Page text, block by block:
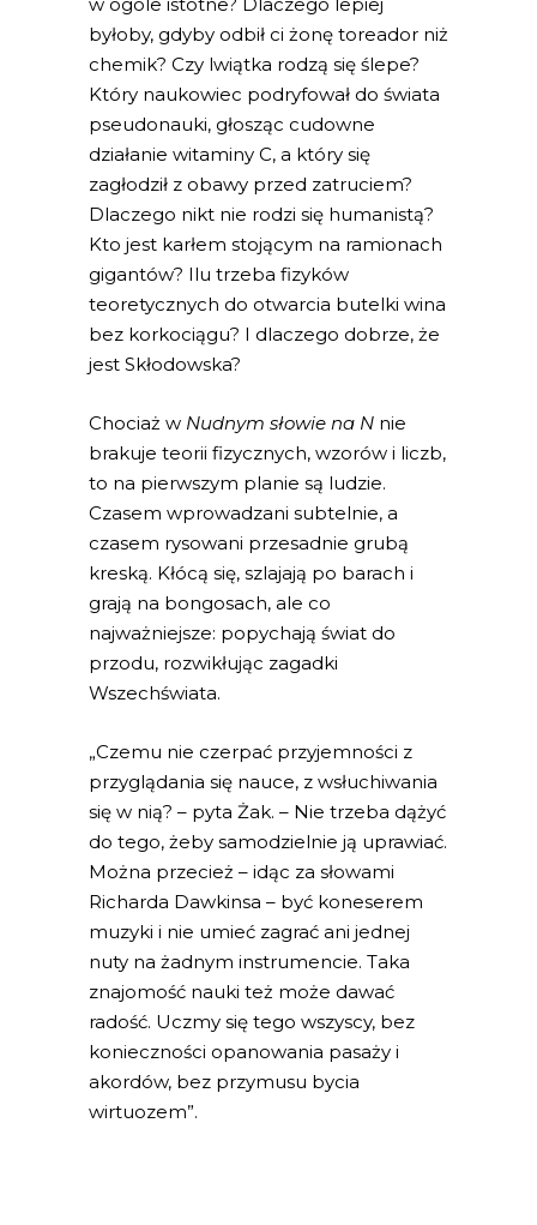
byłoby, gdyby odbił ci żonę toreador niż
chemik? Czy lwiątka rodzą się ślepe?
Który naukowiec podryfował do świata
pseudonauki, głosząc cudowne
działanie witaminy C, a który się
zagłodził z obawy przed zatruciem?
Dlaczego nikt nie rodzi się humanistą?
Kto jest karłem stojącym na ramionach
gigantów? Ilu trzeba fizyków
teoretycznych do otwarcia butelki wina
bez korkociągu? I dlaczego dobrze, że
jest Skłodowska?
Chociaż w Nudnym słowie na N nie
brakuje teorii fizycznych, wzorów i liczb,
to na pierwszym planie są ludzie.
Czasem wprowadzani subtelnie, a
czasem rysowani przesadnie grubą
kreską. Kłócą się, szlajają po barach i
grają na bongosach, ale co
najważniejsze: popychają świat do
przodu, rozwikłując zagadki
Wszechświata.
„Czemu nie czerpać przyjemności z
przyglądania się nauce, z wsłuchiwania
się w nią? – pyta Żak. – Nie trzeba dążyć
do tego, żeby samodzielnie ją uprawiać.
Można przecież – idąc za słowami
Richarda Dawkinsa – być koneserem
muzyki i nie umieć zagrać ani jednej
nuty na żadnym instrumencie. Taka
znajomość nauki też może dawać
radość. Uczmy się tego wszyscy, bez
konieczności opanowania pasaży i
akordów, bez przymusu bycia
wirtuozem”.